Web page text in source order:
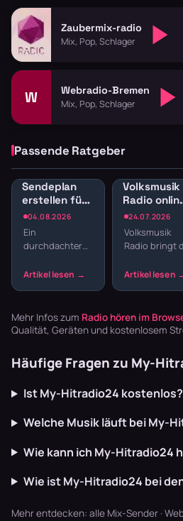
Zaubermix-radio
Mix, Pop, Schlager
W Webradio-Bremen
Mix, Pop, Schlager
Passende Ratgeber
04.08.2026
Sendeplan
erstellen fürs
Webradio:
Struktur
statt
Ein
durchdachter
macht den
beliebigen
Musikstream
24.07.2026
Volksmusik
Radio
Traditionelle
Klänge und
Blasmusik
Volksmusik
Radio bringt
ins
Akkordeon,
Blaskapellen.
Mehr Infos zum Radio hören im
Qualität, Geräten und kostenlosem
Häufige Fragen zu My-
Ist My-Hitradio24 kostenlos?
Welche Musik läuft bei My-
Wie kann ich My-Hitradio24
Wie ist My-Hitradio24 bei
Mehr entdecken: alle Mix-Sender ·